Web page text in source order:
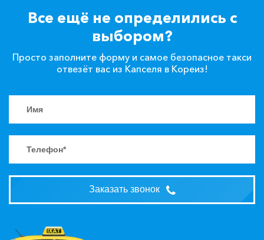
Все ещё не определились с
выбором?
Просто заполните форму и самое безопасное такси
отвезёт вас из Капселя в Кореиз!
Заказать звонок